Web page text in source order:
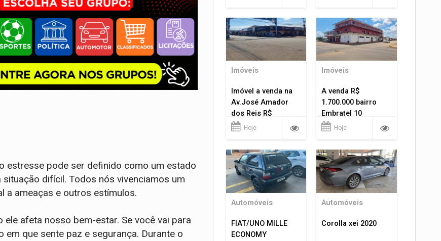
estresse pode ser definido como um estado
difícil. Todos nós vivenciamos um
a ameaças e outros estímulos.
afeta nosso bem-estar. Se você vai para
que sente paz e segurança. Durante o
Imóveis
Imóvel a venda na
Av.José Amador
dos Reis R$
1.400.000
Hoje
Imóveis
A venda R$
1.700.000 bairro
Embratel 10
apartamentos!
Hoje
Automóveis
FIAT/UNO MILLE
ECONOMY
Automóveis
Corolla xei 2020